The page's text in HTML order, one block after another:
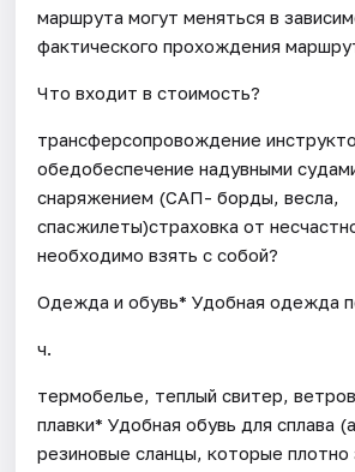
маршрута могут меняться в
фактического прохождения
Что входит в стоимость?
трансферсопровождение
обедобеспечение надувными
снаряжением (САП- борды, весла,
спасжилеты)страховка от
необходимо взять с собой?
Одежда и обувь* Удобная одежда
ч.
термобелье, теплый свитер,
плавки* Удобная обувь для сплава
резиновые сланцы, которые плотно